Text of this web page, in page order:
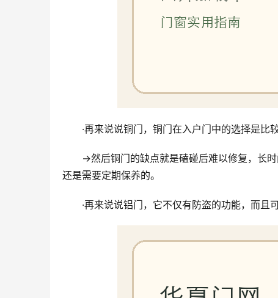
·再来说说铜门，铜门在入户门中的选择是比
→然后铜门的缺点就是磕碰后难以修复，长
还是需要定期保养的。
·再来说说铝门，它不仅有防盗的功能，而且